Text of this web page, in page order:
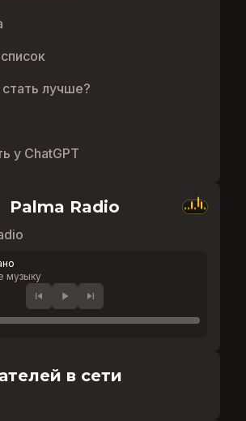
лучше?
у ChatGPT
Palma Radio
музыку
в сети